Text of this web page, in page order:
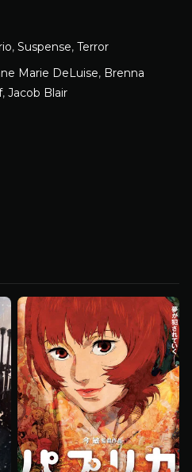
, Suspense, Terror
Marie DeLuise, Brenna
, Jacob Blair